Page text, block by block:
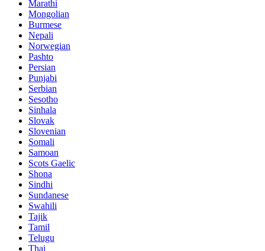
Marathi
Mongolian
Burmese
Nepali
Norwegian
Pashto
Persian
Punjabi
Serbian
Sesotho
Sinhala
Slovak
Slovenian
Somali
Samoan
Scots Gaelic
Shona
Sindhi
Sundanese
Swahili
Tajik
Tamil
Telugu
Thai